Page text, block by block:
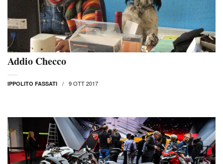
Addio Checco
IPPOLITO FASSATI 9 OTT 2017